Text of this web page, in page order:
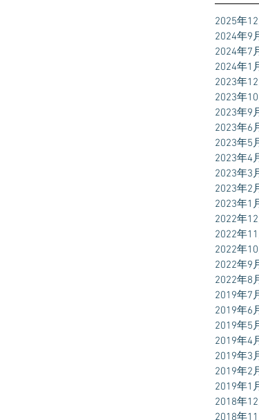
2025年
2024年9
2024年7
2024年1
2023年
2023年
2023年9
2023年6
2023年5
2023年4
2023年3
2023年2
2023年1
2022年
2022年
2022年
2022年9
2022年8
2019年7
2019年6
2019年5
2019年4
2019年3
2019年2
2019年1
2018年
2018年